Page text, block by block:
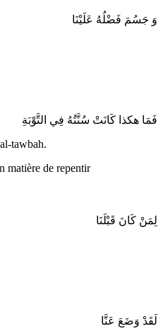
وَ جَسُمَ فَضْلُهُ عَلَيْنَا
فَمَا هكذا كَانَتْ سُنَّتُهُ فِي التَّوْبَةِ
tawbah.
matière de repentir
لِمَنْ كَانَ قَبْلَنَا
لَقَدْ وَضَعَ عَنَّا